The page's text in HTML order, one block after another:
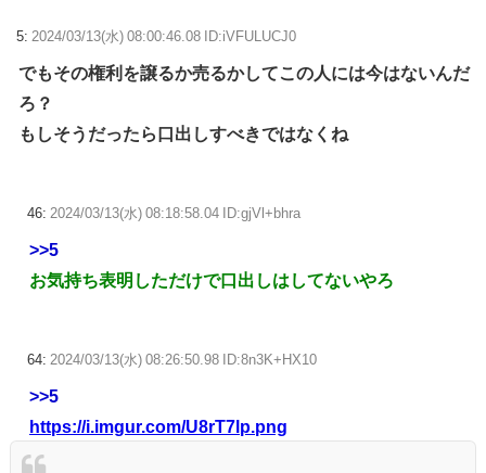
5: 2024/03/13(水) 08:00:46.08 ID:iVFULUCJ0
でもその権利を譲るか売るかしてこの人には今はないんだ
ろ？
もしそうだったら口出しすべきではなくね
46: 2024/03/13(水) 08:18:58.04 ID:gjVl+bhra
>>5
お気持ち表明しただけで口出しはしてないやろ
64: 2024/03/13(水) 08:26:50.98 ID:8n3K+HX10
>>5
https://i.imgur.com/U8rT7lp.png